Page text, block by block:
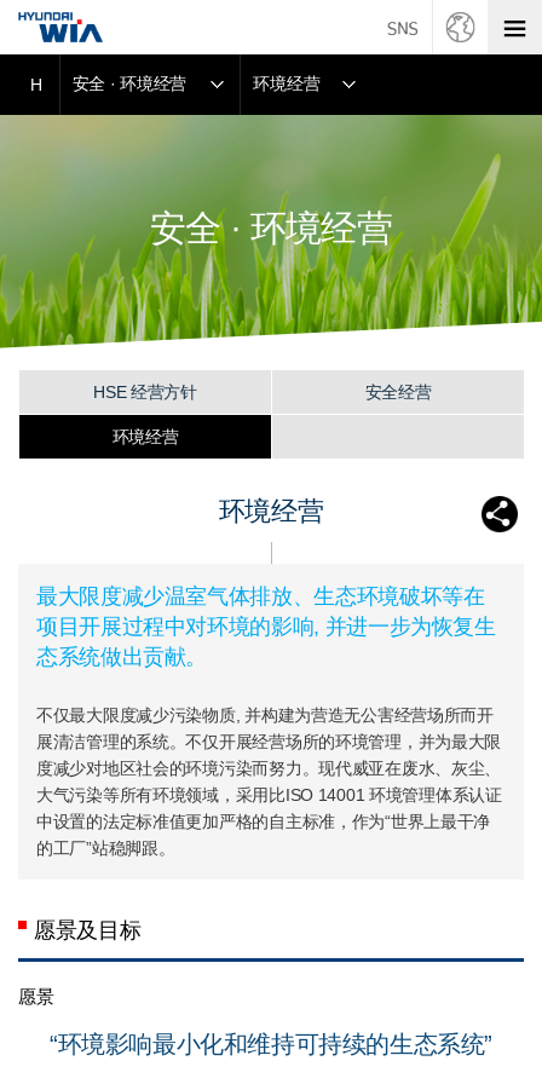
安全 · 环境经营
H 安全 · 环境经营 环境经营
HSE 经营方针 安全经营
环境经营
环境经营
最大限度减少温室气体排放、生态环境破坏等在
项目开展过程中对环境的影响, 并进一步为恢复生
态系统做出贡献。
不仅最大限度减少污染物质, 并构建为营造无公害经营场所而开
展清洁管理的系统。不仅开展经营场所的环境管理，并为最大限
度减少对地区社会的环境污染而努力。现代威亚在废水、灰尘、
大气污染等所有环境领域，采用比ISO 14001 环境管理体系认证
中设置的法定标准值更加严格的自主标准，作为“世界上最干净
的工厂”站稳脚跟。
愿景及目标
愿景
“环境影响最小化和维持可持续的生态系统”